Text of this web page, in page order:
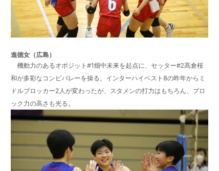
進徳女（広島）
機動力のあるオポジット#1畑中未来を起点に、セッター#2髙倉桜
和が多彩なコンビバレーを操る。インターハイベスト8の昨年からミ
ドルブロッカー2人が変わったが、スタメンの打力はもちろん、ブロ
ック力の高さも光る。